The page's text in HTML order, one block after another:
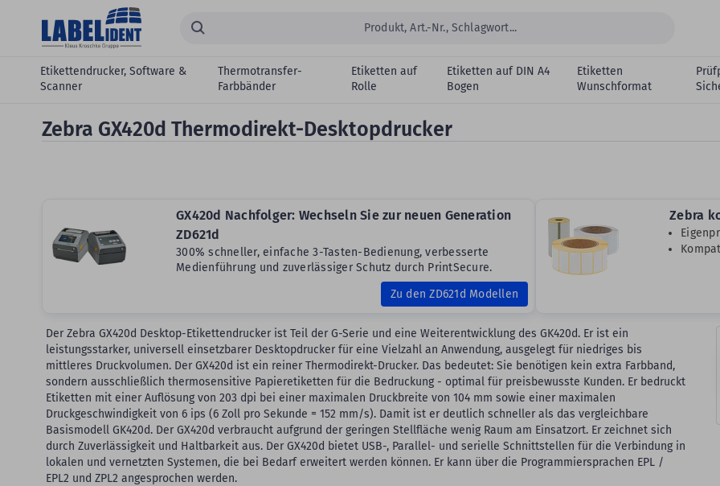
Zum Hauptinhalt springen
Suchen...
Etikettendrucker, Software &
Scanner
Thermotransfer-
Farbbänder
Etiketten auf
Rolle
Etiketten auf DIN A4
Bogen
Etiketten
Wunschformat
Zebra GX420d Thermodirekt-Desktopdrucker
GX420d Nachfolger: Wechseln Sie zur neuen Generation
ZD621d
300% schneller, einfache 3-Tasten-Bedienung, verbesserte
Medienführung und zuverlässiger Schutz durch PrintSecure.
Zu den ZD621d Modellen
Zebra
Der Zebra GX420d Desktop-Etikettendrucker ist Teil der G-Serie und eine Weiterentwicklung des GK420d. Er ist ein
leistungsstarker, universell einsetzbarer Desktopdrucker für eine Vielzahl an Anwendung, ausgelegt für niedriges bis
mittleres Druckvolumen. Der GX420d ist ein reiner Thermodirekt-Drucker. Das bedeutet: Sie benötigen kein extra Farbband,
sondern ausschließlich thermosensitive Papieretiketten für die Bedruckung - optimal für preisbewusste Kunden. Er bedruckt
Etiketten mit einer Auflösung von 203 dpi bei einer maximalen Druckbreite von 104 mm sowie einer maximalen
Druckgeschwindigkeit von 6 ips (6 Zoll pro Sekunde = 152 mm/s). Damit ist er deutlich schneller als das vergleichbare
Basismodell GK420d. Der GX420d verbraucht aufgrund der geringen Stellfläche wenig Raum am Einsatzort. Er zeichnet sich
durch Zuverlässigkeit und Haltbarkeit aus. Der GX420d bietet USB-, Parallel- und serielle Schnittstellen für die Verbindung in
lokalen und vernetzten Systemen, die bei Bedarf erweitert werden können. Er kann über die Programmiersprachen EPL /
EPL2 und ZPL2 angesprochen werden.